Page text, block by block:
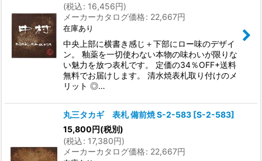
(税込: 16,456円)
メーカーカタログ価格: 22,667円
在庫あり
中央上部に横書き感じ＋下部にロー味のデザイ
ン。 釉薬を一切使わない本物の味わいが限りな
い魅力を放つ表札です。 定価の34％OFF+送料
無料でお届けします。 清水焼表札取り付けのメ
リット ◎…
丸三タカギ 表札 備前焼 S-2-583 [S-2-583]
15,800円(税別)
(税込: 17,380円)
メーカーカタログ価格: 22,667円